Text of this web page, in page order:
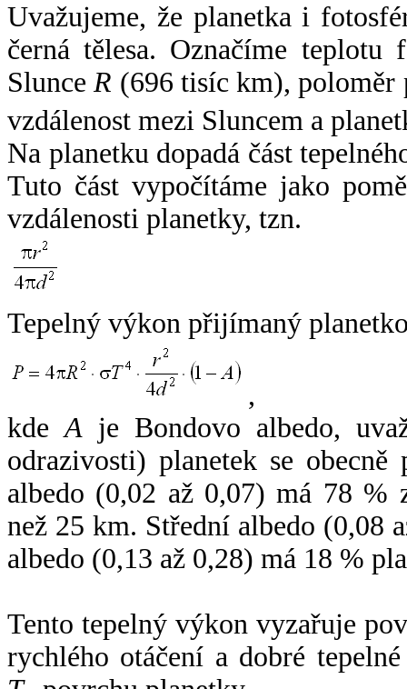
Uvažujeme, že planetka i
černá tělesa. Označíme
SlunceR (696 tisíc km),
vzdálenost mezi Sluncem a
Na planetku dopadá část
Tuto část vypočítáme jako
vzdálenosti planetky, tzn.
Tepelný výkon přijímaný
,
kdeA je Bondovo albedo,
odrazivosti) planetek se
albedo (0,02 až 0,07) má 78 %
než 25 km. Střední albedo (0,08
albedo (0,13 až 0,28) má 18 %
Tento tepelný výkon vyzařuje
rychlého otáčení a dobré